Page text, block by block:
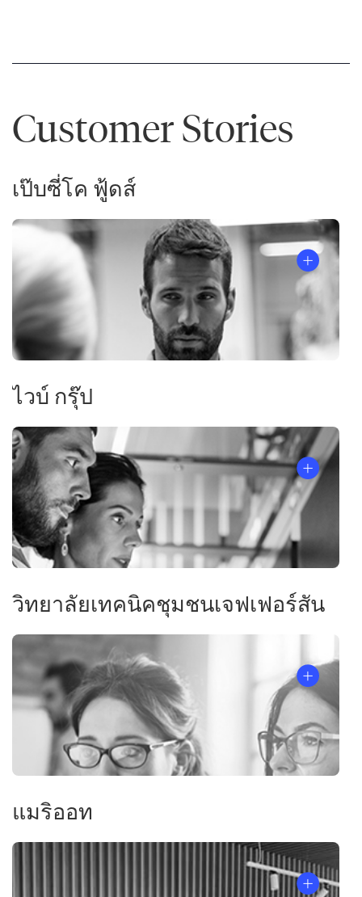
Customer Stories
เป๊บซี่โค ฟู้ดส์
ไวบ์ กรุ๊ป
วิทยาลัยเทคนิคชุมชนเจฟเฟอร์สัน
แมริออท